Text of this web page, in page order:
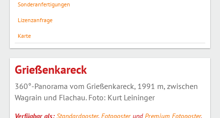
Sonderanfertigungen
Lizenzanfrage
Karte
Grießenkareck
360°-Panorama vom Grießenkareck, 1991 m, zwischen
Wagrain und Flachau. Foto: Kurt Leininger